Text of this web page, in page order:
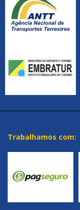
Trabalhamos com: